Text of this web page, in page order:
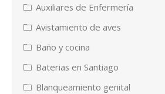
Auxiliares de Enfermería
Avistamiento de aves
Baño y cocina
Baterias en Santiago
Blanqueamiento genital